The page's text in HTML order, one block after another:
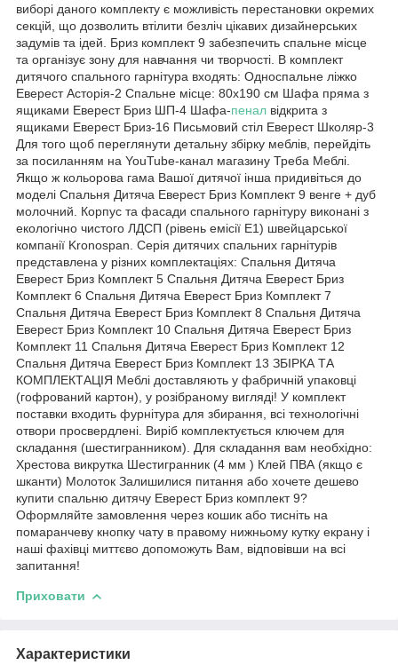
виборі даного комплекту є можливість перестановки окремих
секцій, що дозволить втілити безліч цікавих дизайнерських
задумів та ідей. Бриз комплект 9 забезпечить спальне місце
та організує зону для навчання чи творчості. В комплект
дитячого спального гарнітура входять: Односпальне ліжко
Еверест Асторія-2 Спальне місце: 80х190 см Шафа пряма з
ящиками Еверест Бриз ШП-4 Шафа-пенал відкрита з
ящиками Еверест Бриз-16 Письмовий стіл Еверест Школяр-3
Для того щоб переглянути детальну збірку меблів, перейдіть
за посиланням на YouTube-канал магазину Треба Меблі.
Якщо ж кольорова гама Вашої дитячої інша придивіться до
моделі Спальня Дитяча Еверест Бриз Комплект 9 венге + дуб
молочний. Корпус та фасади спального гарнітуру виконані з
екологічно чистого ЛДСП (рівень емісії Е1) швейцарської
компанії Kronospan. Серія дитячих спальних гарнітурів
представлена у різних комплектаціях: Спальня Дитяча
Еверест Бриз Комплект 5 Спальня Дитяча Еверест Бриз
Комплект 6 Спальня Дитяча Еверест Бриз Комплект 7
Спальня Дитяча Еверест Бриз Комплект 8 Спальня Дитяча
Еверест Бриз Комплект 10 Спальня Дитяча Еверест Бриз
Комплект 11 Спальня Дитяча Еверест Бриз Комплект 12
Спальня Дитяча Еверест Бриз Комплект 13 ЗБІРКА ТА
КОМПЛЕКТАЦІЯ Меблі доставляють у фабричній упаковці
(гофрований картон), у розібраному вигляді! У комплект
поставки входить фурнітура для збирання, всі технологічні
отвори просвердлені. Виріб комплектується ключем для
складання (шестигранником). Для складання вам необхідно:
Хрестова викрутка Шестигранник (4 мм ) Клей ПВА (якщо є
шканти) Молоток Залишилися питання або хочете дешево
купити спальню дитячу Еверест Бриз комплект 9?
Оформляйте замовлення через кошик або тисніть на
помаранчеву кнопку чату в правому нижньому кутку екрану і
наші фахівці миттєво допоможуть Вам, відповівши на всі
запитання!
Приховати
Характеристики